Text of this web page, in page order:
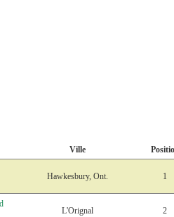
Ville
Hawkesbury, Ont. 1
L'Orignal 2